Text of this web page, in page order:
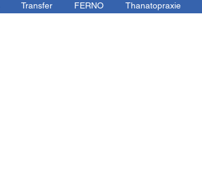
Transfer FERNO Thanatopraxie